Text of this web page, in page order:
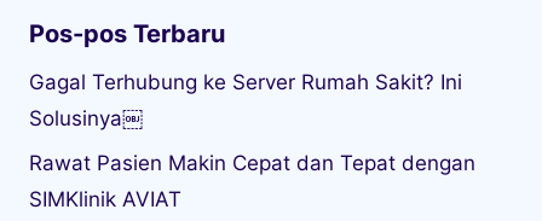
Pos-pos Terbaru
Gagal Terhubung ke Server Rumah Sakit? Ini
Solusinya￼
Rawat Pasien Makin Cepat dan Tepat dengan
SIMKlinik AVIAT